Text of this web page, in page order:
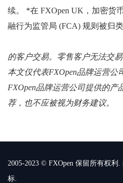
续。 *在 FXOpen UK，加密货
融行为监管局 (FCA) 规则被归
的客户交易。零售客户无法交易
本文仅代表FXOpen品牌运营公
FXOpen品牌运营公司提供的产
荐，也不应被视为财务建议。
2005-2023 © FXOpen 保留所有权
标.